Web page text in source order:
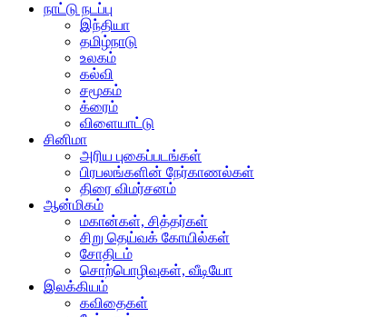
நாட்டு நடப்பு
இந்தியா
தமிழ்நாடு
உலகம்
கல்வி
சமூகம்
க்ரைம்
விளையாட்டு
சினிமா
அரிய புகைப்படங்கள்
பிரபலங்களின் நேர்காணல்கள்
திரை விமர்சனம்
ஆன்மிகம்
மகான்கள், சித்தர்கள்
சிறு தெய்வக் கோயில்கள்
சோதிடம்
சொற்பொழிவுகள், வீடியோ
இலக்கியம்
கவிதைகள்